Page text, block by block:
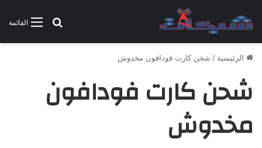
القائمةبحث عن
الرئيسية / شحن كارت فودافون مخدوش
شحن كارت فودافون
مخدوش